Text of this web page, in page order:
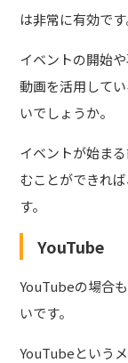
は非常に有効です
イベントの開始
動画を活用して
いでしょうか。
イベントが始ま
むことができれ
す。
YouTube
YouTubeの場合
いです。
YouTubeという